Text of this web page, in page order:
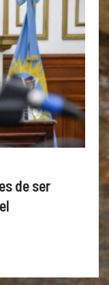
de ser